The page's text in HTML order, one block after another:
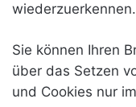
wiederzuerkennen.
Sie können Ihren
über das Setzen
und Cookies nur